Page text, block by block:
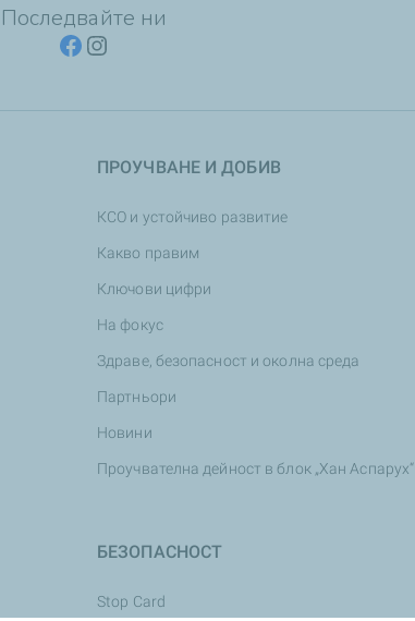
Последвайте ни
ПРОУЧВАНЕ И ДОБИВ
КСО и устойчиво развитие
Какво правим
Ключови цифри
На фокус
Здраве, безопасност и околна среда
Партньори
Новини
Проучвателна дейност в блок „Хан Аспарух“
БЕЗОПАСНОСТ
Stop Card